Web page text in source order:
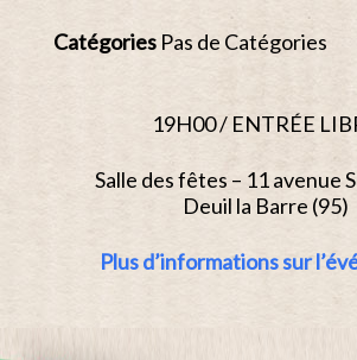
Catégories Pas de Catégories
19H00 / ENTRÉE
Salle des fêtes – 11 avenue
Deuil la Barre (95)
Plus d’informations sur